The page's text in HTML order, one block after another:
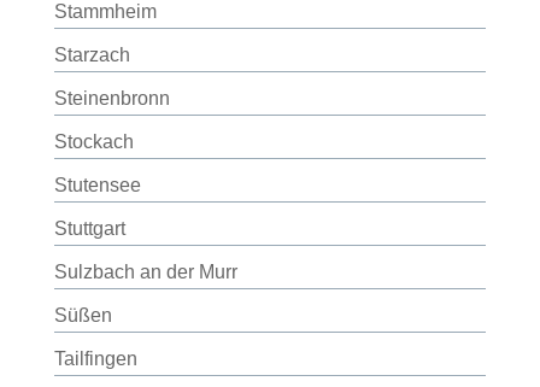
Stammheim
Starzach
Steinenbronn
Stockach
Stutensee
Stuttgart
Sulzbach an der Murr
Süßen
Tailfingen